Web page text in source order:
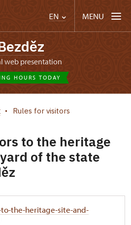
EN MENU
web presentation
HOURS TODAY
Rules for visitors
to the heritage
of the state
the-heritage-site-and-